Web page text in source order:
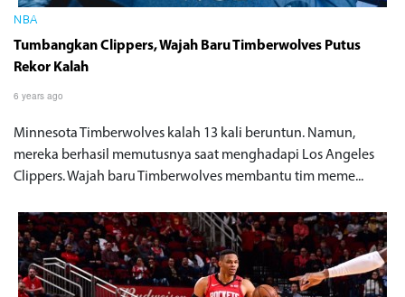
NBA
Tumbangkan Clippers, Wajah Baru Timberwolves Putus
Rekor Kalah
6 years ago
Minnesota Timberwolves kalah 13 kali beruntun. Namun,
mereka berhasil memutusnya saat menghadapi Los Angeles
Clippers. Wajah baru Timberwolves membantu tim meme...